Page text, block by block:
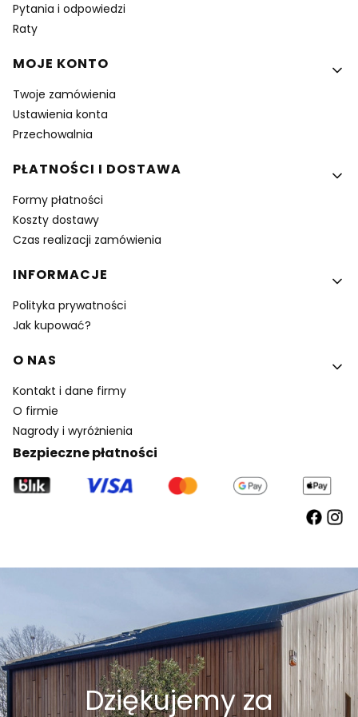
Pytania i odpowiedzi
Raty
MOJE KONTO
Twoje zamówienia
Ustawienia konta
Przechowalnia
PŁATNOŚCI I DOSTAWA
Formy płatności
Koszty dostawy
Czas realizacji zamówienia
INFORMACJE
Polityka prywatności
Jak kupować?
O NAS
Kontakt i dane firmy
O firmie
Nagrody i wyróżnienia
Bezpieczne płatności
Dziękujemy za